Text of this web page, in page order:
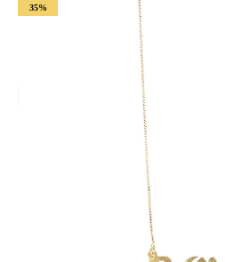
35%